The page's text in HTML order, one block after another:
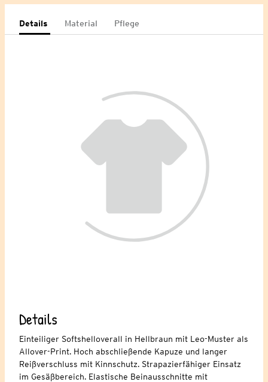
Details Material Pflege
Details
Einteiliger Softshelloverall in Hellbraun mit Leo-Muster als
Allover-Print. Hoch abschließende Kapuze und langer
Reißverschluss mit Kinnschutz. Strapazierfähiger Einsatz
im Gesäßbereich. Elastische Beinausschnitte mit